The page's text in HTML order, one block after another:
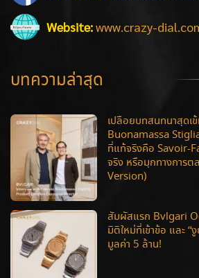
Website:www.crazy-
บทความล่าสุด
เปลือยบทสนทนาสุดเ
Buonamassa
ที่แท้จริงคือ Savoir-
จริง หรือมุกทางการต
Version)
สัมผัสแรก Bvlgari
มิติใหม่ที่เข้าข้อ และ
มูลค่า 5 ล้าน!